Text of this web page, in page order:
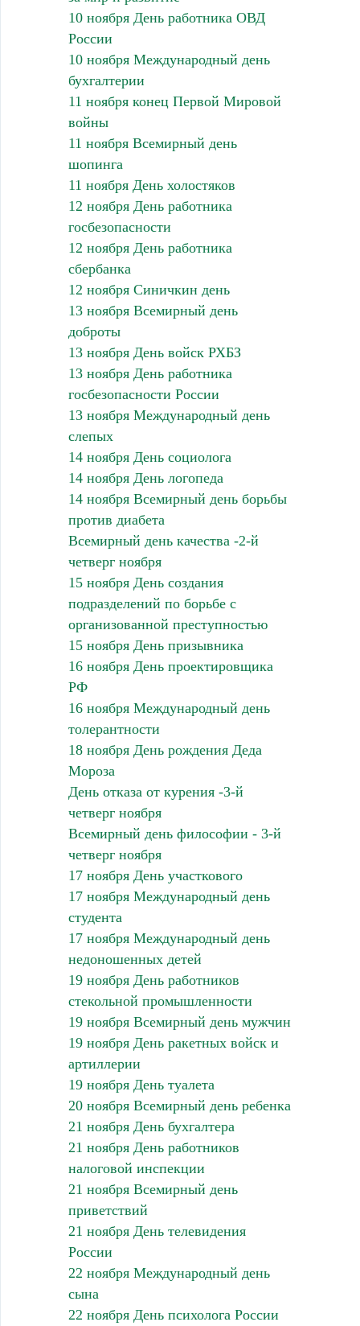
10 ноября День работника ОВД
России
10 ноября Международный день
бухгалтерии
11 ноября конец Первой Мировой
войны
11 ноября Всемирный день
шопинга
11 ноября День холостяков
12 ноября День работника
госбезопасности
12 ноября День работника
сбербанка
12 ноября Синичкин день
13 ноября Всемирный день
доброты
13 ноября День войск РХБЗ
13 ноября День работника
госбезопасности России
13 ноября Международный день
слепых
14 ноября День социолога
14 ноября День логопеда
14 ноября Всемирный день борьбы
против диабета
Всемирный день качества -2-й
четверг ноября
15 ноября День создания
подразделений по борьбе с
организованной преступностью
15 ноября День призывника
16 ноября День проектировщика
РФ
16 ноября Международный день
толерантности
18 ноября День рождения Деда
Мороза
День отказа от курения -3-й
четверг ноября
Всемирный день философии - 3-й
четверг ноября
17 ноября День участкового
17 ноября Международный день
студента
17 ноября Международный день
недоношенных детей
19 ноября День работников
стекольной промышленности
19 ноября Всемирный день мужчин
19 ноября День ракетных войск и
артиллерии
19 ноября День туалета
20 ноября Всемирный день ребенка
21 ноября День бухгалтера
21 ноября День работников
налоговой инспекции
21 ноября Всемирный день
приветствий
21 ноября День телевидения
России
22 ноября Международный день
сына
22 ноября День психолога России